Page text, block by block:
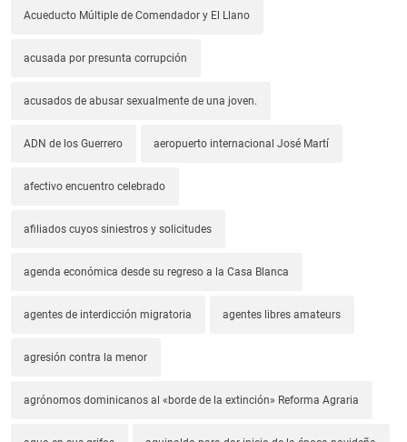
Acueducto Múltiple de Comendador y El Llano
acusada por presunta corrupción
acusados de abusar sexualmente de una joven.
ADN de los Guerrero aeropuerto internacional José Martí
afectivo encuentro celebrado
afiliados cuyos siniestros y solicitudes
agenda económica desde su regreso a la Casa Blanca
agentes de interdicción migratoria agentes libres amateurs
agresión contra la menor
agrónomos dominicanos al «borde de la extinción» Reforma Agraria